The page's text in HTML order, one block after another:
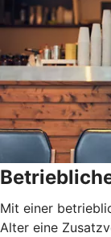
Mit einer
Alter eine